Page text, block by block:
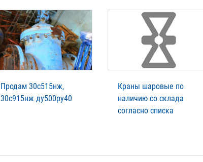
Продам 30с515нж,
30с915нж ду500ру40
Краны шаровые по
наличию со склада
согласно списка